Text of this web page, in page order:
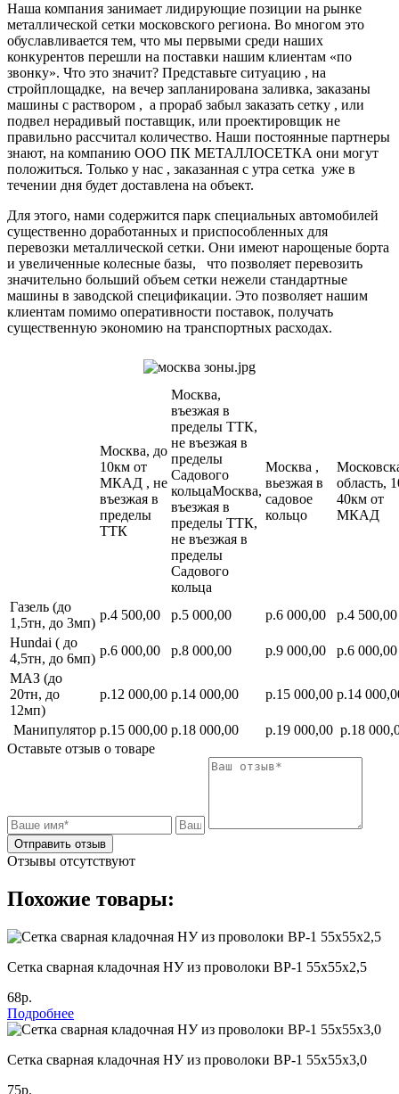
Наша компания занимает лидирующие позиции на рынке
металлической сетки московского региона. Во многом это
обуславливается тем, что мы первыми среди наших
конкурентов перешли на поставки нашим клиентам «по
звонку». Что это значит? Представьте ситуацию , на
стройплощадке, на вечер запланирована заливка, заказаны
машины с раствором , а прораб забыл заказать сетку , или
подвел нерадивый поставщик, или проектировщик не
правильно рассчитал количество. Наши постоянные партнеры
знают, на компанию ООО ПК МЕТАЛЛОСЕТКА они могут
положиться. Только у нас , заказанная с утра сетка уже в
течении дня будет доставлена на объект.
Для этого, нами содержится парк специальных автомобилей
существенно доработанных и приспособленных для
перевозки металлической сетки. Они имеют нарощеные борта
и увеличенные колесные базы, что позволяет перевозить
значительно больший объем сетки нежели стандартные
машины в заводской спецификации. Это позволяет нашим
клиентам помимо оперативности поставок, получать
существенную экономию на транспортных расходах.
Москва, до
10км от
МКАД , не
въезжая в
пределы
ТТК
Москва,
въезжая в
пределы ТТК,
не въезжая в
пределы
Садового
кольцаМосква,
въезжая в
пределы ТТК,
не въезжая в
пределы
Садового
кольца
Москва ,
вьезжая в
садовое
кольцо
область,
40км от
МКАД
Газель (до
1,5тн, до 3мп)
р.4 500,00 р.5 000,00 р.6 000,00
р.4 500,00
Hundai ( до
4,5тн, до 6мп)
р.6 000,00 р.8 000,00 р.9 000,00
р.6 000,00
МАЗ (до
20тн, до
12мп)
р.12 000,00 р.14 000,00 р.15 000,00 р.14
Манипулятор р.15 000,00 р.18 000,00 р.19 000,00 р.18
Оставьте отзыв о товаре
Отправить отзыв
Отзывы отсутствуют
Похожие товары:
Сетка сварная кладочная НУ из проволоки ВР-1 55х55х2,5
68р.
Подробнее
Сетка сварная кладочная НУ из проволоки ВР-1 55х55х3,0
75р.